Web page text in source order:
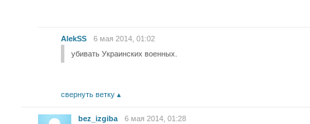
AlekSS
6 мая 2014, 01:02
убивать Украинских военных.
свернуть ветку
bez_izgiba
6 мая 2014, 01:28